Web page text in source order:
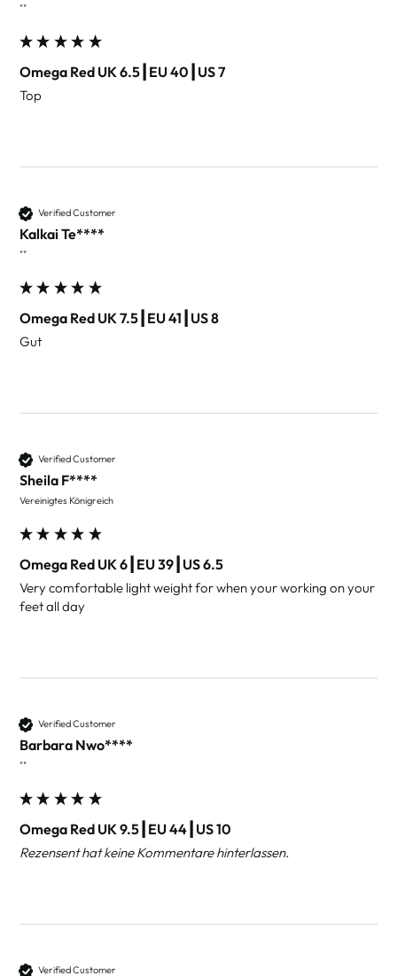
""
Omega Red UK 6.5┃EU 40┃US 7
Top
Verified Customer
Kalkai Te****
""
Omega Red UK 7.5┃EU 41┃US 8
Gut
Verified Customer
Sheila F****
Vereinigtes Königreich
Omega Red UK 6┃EU 39┃US 6.5
Very comfortable light weight for when your working on your
feet all day
Verified Customer
Barbara Nwo****
""
Omega Red UK 9.5┃EU 44┃US 10
Rezensent hat keine Kommentare hinterlassen.
Verified Customer